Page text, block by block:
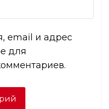
email и адрес
для